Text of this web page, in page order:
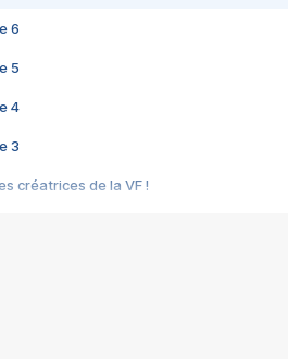
6
5
4
3
créatrices de la VF !